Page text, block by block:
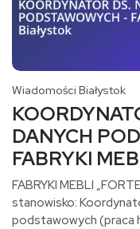
Wiadomości Białystok
DANYCH
FABRYKI
FABRYKI MEBLI
stanowisko:
podstawowych (praca